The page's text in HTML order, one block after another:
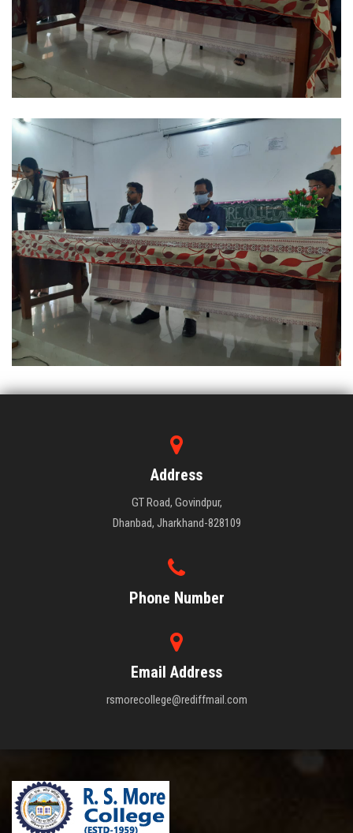
Address
GT Road, Govindpur,
Dhanbad, Jharkhand-828109
Phone Number
Email Address
rsmorecollege@rediffmail.com